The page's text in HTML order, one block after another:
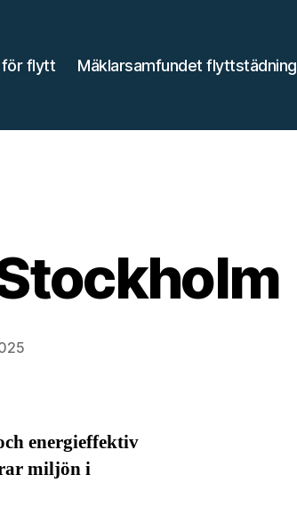
för flytt Mäklarsamfundet flyttstädning
energieffektiv
miljön i